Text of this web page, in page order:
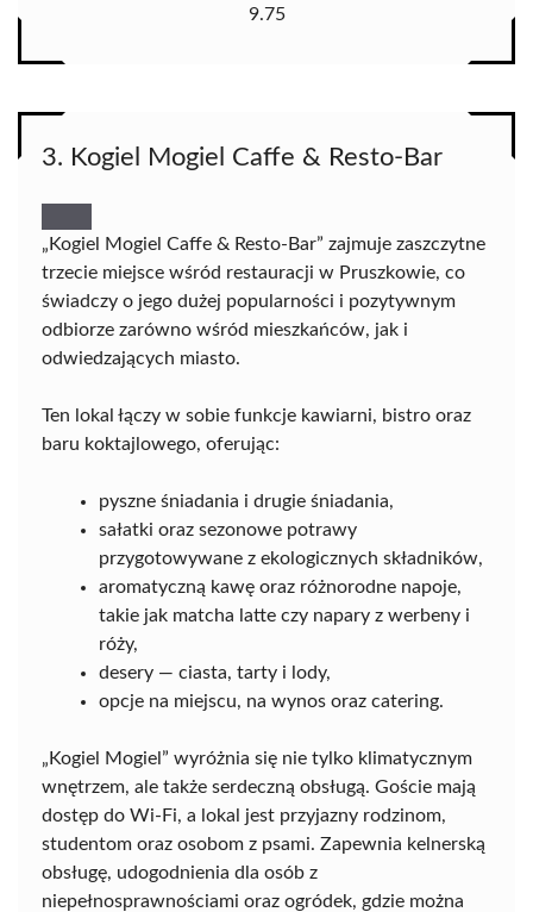
9.75
3. Kogiel Mogiel Caffe & Resto-Bar
„Kogiel Mogiel Caffe & Resto-Bar” zajmuje zaszczytne
trzecie miejsce wśród restauracji w Pruszkowie, co
świadczy o jego dużej popularności i pozytywnym
odbiorze zarówno wśród mieszkańców, jak i
odwiedzających miasto.
Ten lokal łączy w sobie funkcje kawiarni, bistro oraz
baru koktajlowego, oferując:
pyszne śniadania i drugie śniadania,
sałatki oraz sezonowe potrawy
przygotowywane z ekologicznych składników,
aromatyczną kawę oraz różnorodne napoje,
takie jak matcha latte czy napary z werbeny i
róży,
desery — ciasta, tarty i lody,
opcje na miejscu, na wynos oraz catering.
„Kogiel Mogiel” wyróżnia się nie tylko klimatycznym
wnętrzem, ale także serdeczną obsługą. Goście mają
dostęp do Wi-Fi, a lokal jest przyjazny rodzinom,
studentom oraz osobom z psami. Zapewnia kelnerską
obsługę, udogodnienia dla osób z
niepełnosprawnościami oraz ogródek, gdzie można